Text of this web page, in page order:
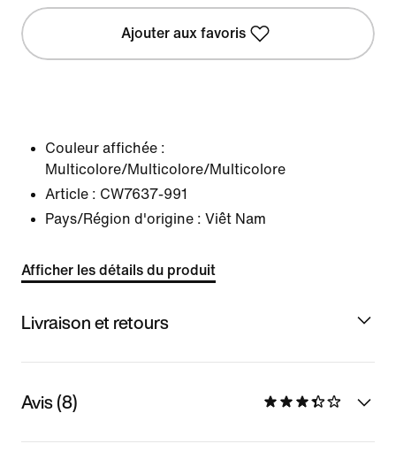
Ajouter aux favoris
Couleur affichée :
Multicolore/Multicolore/Multicolore
Article : CW7637-991
Pays/Région d'origine : Viêt Nam
Afficher les détails du produit
Livraison et retours
Avis (8)